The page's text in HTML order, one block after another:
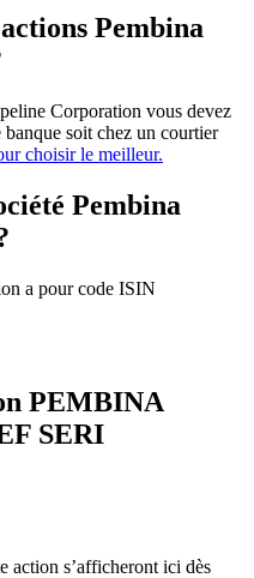
Pembina
Corporation vous devez
soit chez un courtier
choisir le meilleur.
Pembina
a pour code ISIN
PEMBINA
SERI
action s’afficheront ici dès